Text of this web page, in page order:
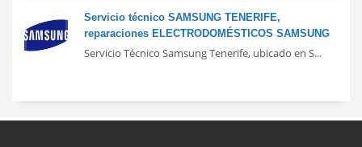
Servicio técnico SAMSUNG TENERIFE,
reparaciones ELECTRODOMÉSTICOS SAMSUNG
Servicio Técnico Samsung Tenerife, ubicado en S...